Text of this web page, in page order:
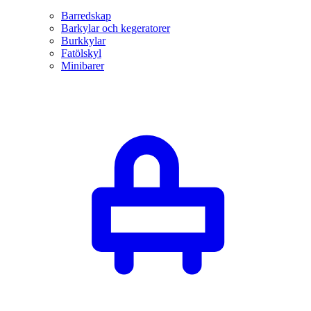
Barredskap
Barkylar och kegeratorer
Burkkylar
Fatölskyl
Minibarer